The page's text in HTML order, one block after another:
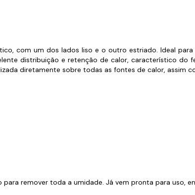
com um dos lados liso e o outro estriado. Ideal
distribuição e retenção de calor, característico do
diretamente sobre todas as fontes de calor, assim
remover toda a umidade. Já vem pronta para uso,